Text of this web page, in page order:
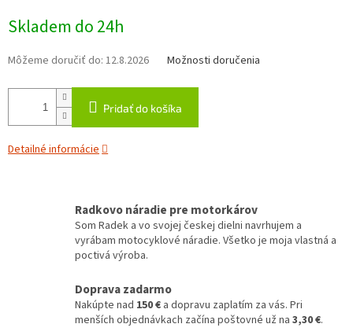
cena:
Skladem do 24h
Môžeme doručiť do: 12.8.2026 Možnosti doručenia
Pridať do košíka
Detailné informácie
Radkovo náradie pre motorkárov
Som Radek a vo svojej českej dielni navrhujem a
vyrábam motocyklové náradie. Všetko je moja vlastná a
poctivá výroba.
Doprava zadarmo
Nakúpte nad 150 € a dopravu zaplatím za vás. Pri
menších objednávkach začína poštovné už na 3,30 €.